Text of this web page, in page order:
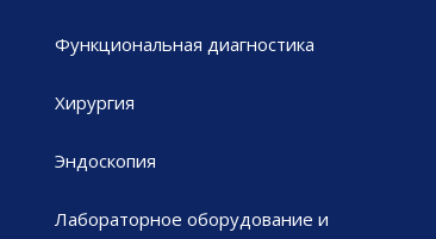
Функциональная диагностика
Хирургия
Эндоскопия
Лабораторное оборудование и